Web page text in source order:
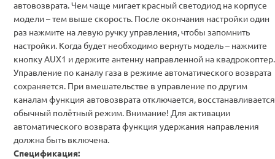
автовозврата. Чем чаще мигает красный светодиод на корпусе
модели – тем выше скорость. После окончания настройки один
раз нажмите на левую ручку управления, чтобы запомнить
настройки. Когда будет необходимо вернуть модель – нажмите
кнопку AUX1 и держите антенну направленной на квадрокоптер.
Управление по каналу газа в режиме автоматического возврата
сохраняется. При вмешательстве в управление по другим
каналам функция автовозврата отключается, восстанавливается
обычный полётный режим. Внимание! Для активации
автоматического возврата функция удержания направления
должна быть включена.
Спецификация: